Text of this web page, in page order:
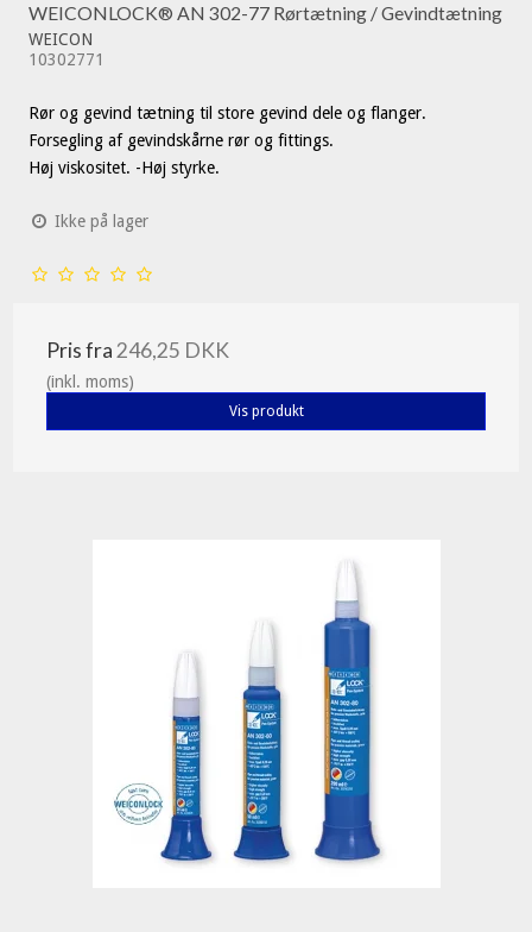
WEICONLOCK® AN 302-77 Rørtætning / Gevindtætning
WEICON
10302771
Rør og gevind tætning til store gevind dele og flanger.
Forsegling af gevindskårne rør og fittings.
Høj viskositet. -Høj styrke.
Ikke på lager
Pris fra246,25 DKK
(inkl. moms)
Vis produkt